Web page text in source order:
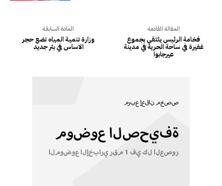
المادة السابقة
وزارة تنمية المياه تضع حجر
الاساس في بئر جديد
المقالة القادمة
فخامة الرئيس يلتقي بجموع
غفيرة في ساحة الحرية في مدينة
عيرجابوا